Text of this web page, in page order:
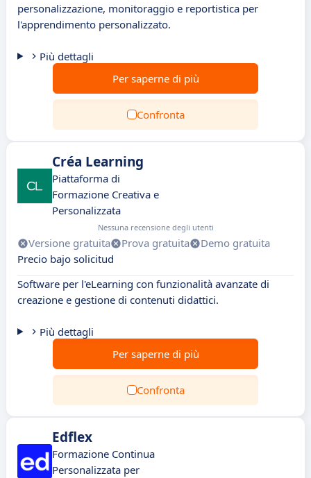
personalizzazione, monitoraggio e reportistica per
l'apprendimento personalizzato.
Più dettagli
Per saperne di più
Confronta
Créa Learning
Piattaforma di
Formazione Creativa e
Personalizzata
Nessuna recensione degli utenti
Versione gratuita Prova gratuita
Demo gratuita
Precio bajo solicitud
Software per l'eLearning con funzionalità avanzate di
creazione e gestione di contenuti didattici.
Più dettagli
Per saperne di più
Confronta
Edflex
Formazione Continua
Personalizzata per